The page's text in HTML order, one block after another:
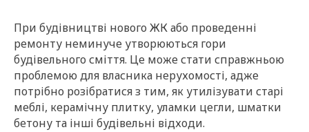
При будівництві нового ЖК або проведенні
ремонту неминуче утворюються гори
будівельного сміття. Це може стати справжньою
проблемою для власника нерухомості, адже
потрібно розібратися з тим, як утилізувати старі
меблі, керамічну плитку, уламки цегли, шматки
бетону та інші будівельні відходи.